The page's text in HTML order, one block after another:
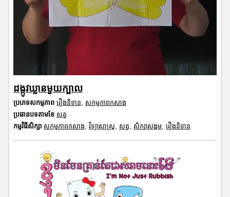
ដង្កូវឃ្លានមួយក្បាល
ប្រភេទសកម្មភាព រឿងនិទាន, សកម្មភាពកសាង
ប្រធានបទតាមខែ សត្វ
កម្មវិធីសិក្សា សកម្មភាពកសាង, វិទ្យាសាស្រ្ត, សត្វ, សិក្សាសង្គម, រឿងនិទាន